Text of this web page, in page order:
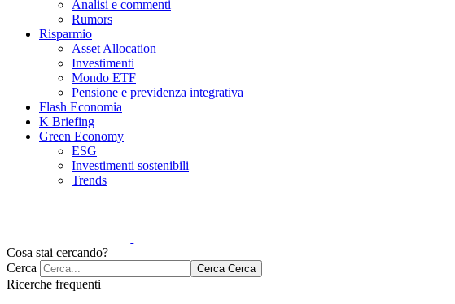
Analisi e commenti
Rumors
Risparmio
Asset Allocation
Investimenti
Mondo ETF
Pensione e previdenza integrativa
Flash Economia
K Briefing
Green Economy
ESG
Investimenti sostenibili
Trends
Cosa stai cercando?
Cerca
Cerca Cerca
Ricerche frequenti